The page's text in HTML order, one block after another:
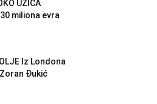
UŽICA
miliona evra
Iz Londona
Đukić